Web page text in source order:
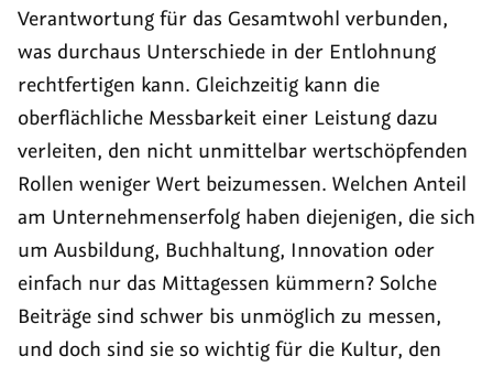
Verantwortung für das Gesamtwohl verbunden,
was durchaus Unterschiede in der Entlohnung
rechtfertigen kann. Gleichzeitig kann die
oberflächliche Messbarkeit einer Leistung dazu
verleiten, den nicht unmittelbar wertschöpfenden
Rollen weniger Wert beizumessen. Welchen Anteil
am Unternehmenserfolg haben diejenigen, die sich
um Ausbildung, Buchhaltung, Innovation oder
einfach nur das Mittagessen kümmern? Solche
Beiträge sind schwer bis unmöglich zu messen,
und doch sind sie so wichtig für die Kultur, den